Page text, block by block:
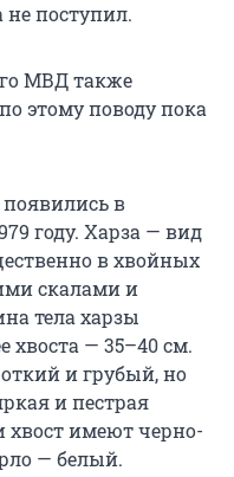
поступил.
МВД также
этому поводу пока
в
году. Харза — вид
в хвойных
скалами и
тела харзы
хвоста — 35–40 см.
и грубый, но
и пестрая
хвост имеют черно-
— белый.